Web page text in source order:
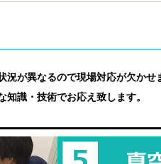
況が異なるので現場対応が欠かせ
識・技術でお応え致します。